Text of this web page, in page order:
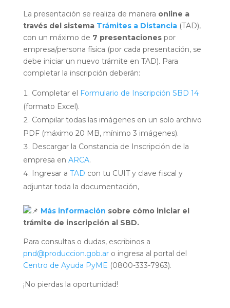
La presentación se realiza de manera online a
través del sistema Trámites a Distancia(TAD),
con un máximo de 7 presentacionespor
empresa/persona física (por cada presentación, se
debe iniciar un nuevo trámite en TAD). Para
completar la inscripción deberán:
Completar el Formulario de Inscripción SBD 14
(formato Excel).
Compilar todas las imágenes en un solo archivo
PDF (máximo 20 MB, mínimo 3 imágenes).
Descargar la Constancia de Inscripción de la
empresa en ARCA.
Ingresar a TAD con tu CUIT y clave fiscal y
adjuntar toda la documentación,
Más información sobre cómo iniciar el
trámite de inscripción al SBD.
Para consultas o dudas, escribinos a
pnd@produccion.gob.aro ingresa al portal del
Centro de Ayuda PyME (0800-333-7963).
¡No pierdas la oportunidad!